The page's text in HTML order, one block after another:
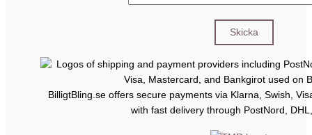
BilligtBling.se offers secure payments via Klarna, Swish,
with fast delivery through PostNord,